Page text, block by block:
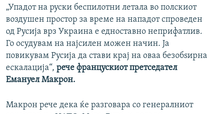
„Упадот на руски беспилотни летала во полскиот
воздушен простор за време на нападот спроведен
од Русија врз Украина е едноставно неприфатлив.
Го осудувам на најсилен можен начин. Ја
повикувам Русија да стави крај на оваа безобѕирна
ескалација“, рече францускиот претседател
Емануел Макрон.
Макрон рече дека ќе разговара со генералниот